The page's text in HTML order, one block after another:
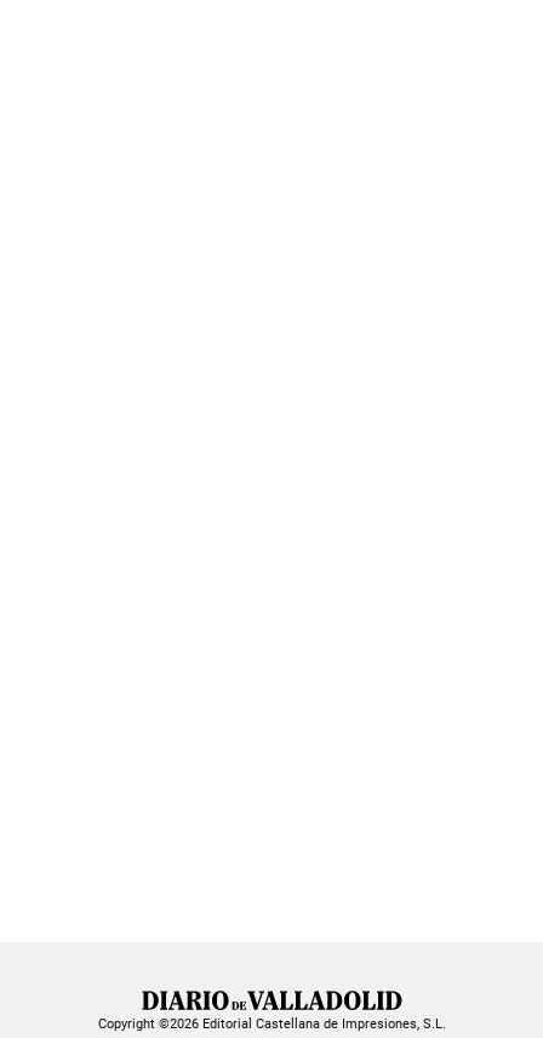
Copyright ©2026 Editorial Castellana de Impresiones, S.L.